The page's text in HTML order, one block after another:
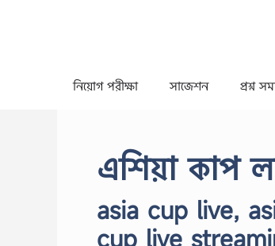
নিয়োগ পরীক্ষা সাজেশন প্রশ্ন
এশিয়া কাপ
asia cup live,
cup live